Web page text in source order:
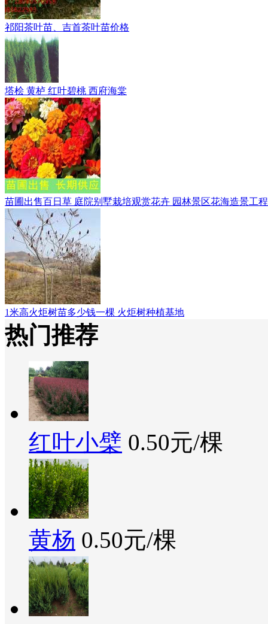
祁阳茶叶苗、吉首茶叶苗价格
塔桧 黄栌 红叶碧桃 西府海棠
苗圃出售百日草 庭院别墅栽培观赏花卉 园林景区花海造景工
1米高火炬树苗多少钱一棵 火炬树种植基地
热门推荐
红叶小檗 0.50元/棵
黄杨 0.50元/棵